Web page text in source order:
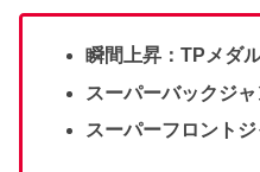
瞬間上昇：TPメダ
スーパーバックジ
スーパーフロント